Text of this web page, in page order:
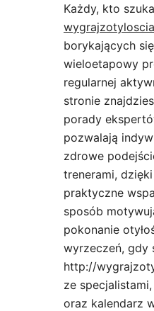
Każdy, kto
borykających
wieloetapowy
regularnej
stronie
porady
pozwalają
zdrowe
trenerami,
praktyczne
sposób
pokonanie
wyrzeczeń, gdy
http://
ze
oraz kalendarz